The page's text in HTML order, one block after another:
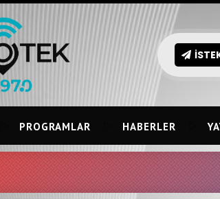
PROGRAMLAR HABERLER